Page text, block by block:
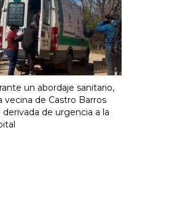
un abordaje sanitario,
vecina de Castro Barros
derivada de urgencia a la